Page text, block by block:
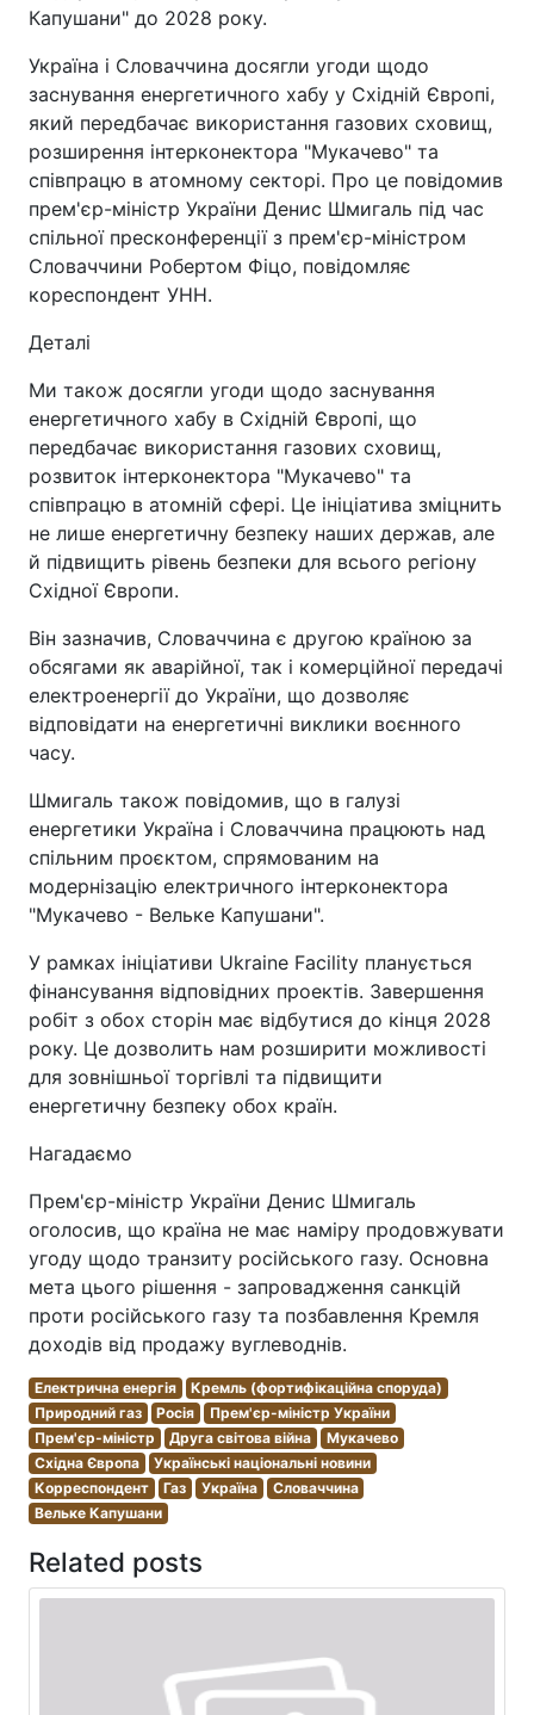
Капушани" до 2028 року.
Україна і Словаччина досягли угоди щодо
заснування енергетичного хабу у Східній Європі,
який передбачає використання газових сховищ,
розширення інтерконектора "Мукачево" та
співпрацю в атомному секторі. Про це повідомив
прем'єр-міністр України Денис Шмигаль під час
спільної пресконференції з прем'єр-міністром
Словаччини Робертом Фіцо, повідомляє
кореспондент УНН.
Деталі
Ми також досягли угоди щодо заснування
енергетичного хабу в Східній Європі, що
передбачає використання газових сховищ,
розвиток інтерконектора "Мукачево" та
співпрацю в атомній сфері. Це ініціатива зміцнить
не лише енергетичну безпеку наших держав, але
й підвищить рівень безпеки для всього регіону
Східної Європи.
Він зазначив, Словаччина є другою країною за
обсягами як аварійної, так і комерційної передачі
електроенергії до України, що дозволяє
відповідати на енергетичні виклики воєнного
часу.
Шмигаль також повідомив, що в галузі
енергетики Україна і Словаччина працюють над
спільним проєктом, спрямованим на
модернізацію електричного інтерконектора
"Мукачево - Вельке Капушани".
У рамках ініціативи Ukraine Facility планується
фінансування відповідних проектів. Завершення
робіт з обох сторін має відбутися до кінця 2028
року. Це дозволить нам розширити можливості
для зовнішньої торгівлі та підвищити
енергетичну безпеку обох країн.
Нагадаємо
Прем'єр-міністр України Денис Шмигаль
оголосив, що країна не має наміру продовжувати
угоду щодо транзиту російського газу. Основна
мета цього рішення - запровадження санкцій
проти російського газу та позбавлення Кремля
доходів від продажу вуглеводнів.
Електрична енергія
Кремль (фортифікаційна споруда)
Природний газ
Росія
Прем'єр-міністр України
Прем'єр-міністр
Друга світова війна
Мукачево
Східна Європа
Українські національні новини
Корреспондент
Газ Україна
Словаччина
Вельке Капушани
Related posts